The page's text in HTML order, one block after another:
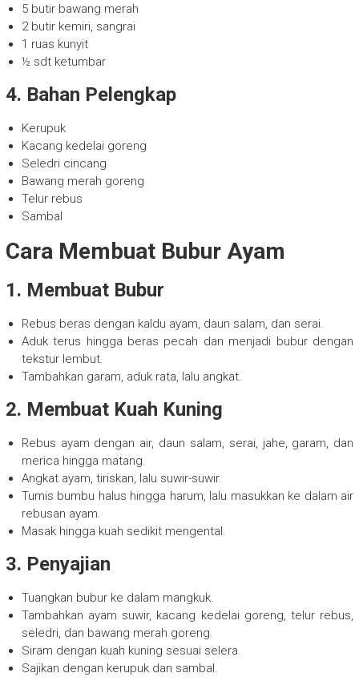
5 butir bawang merah
2 butir kemiri, sangrai
1 ruas kunyit
½ sdt ketumbar
4. Bahan Pelengkap
Kerupuk
Kacang kedelai goreng
Seledri cincang
Bawang merah goreng
Telur rebus
Sambal
Cara Membuat Bubur Ayam
1. Membuat Bubur
Rebus beras dengan kaldu ayam, daun salam, dan serai.
Aduk terus hingga beras pecah dan menjadi bubur dengan
tekstur lembut.
Tambahkan garam, aduk rata, lalu angkat.
2. Membuat Kuah Kuning
Rebus ayam dengan air, daun salam, serai, jahe, garam, dan
merica hingga matang.
Angkat ayam, tiriskan, lalu suwir-suwir.
Tumis bumbu halus hingga harum, lalu masukkan ke dalam air
rebusan ayam.
Masak hingga kuah sedikit mengental.
3. Penyajian
Tuangkan bubur ke dalam mangkuk.
Tambahkan ayam suwir, kacang kedelai goreng, telur rebus,
seledri, dan bawang merah goreng.
Siram dengan kuah kuning sesuai selera.
Sajikan dengan kerupuk dan sambal.